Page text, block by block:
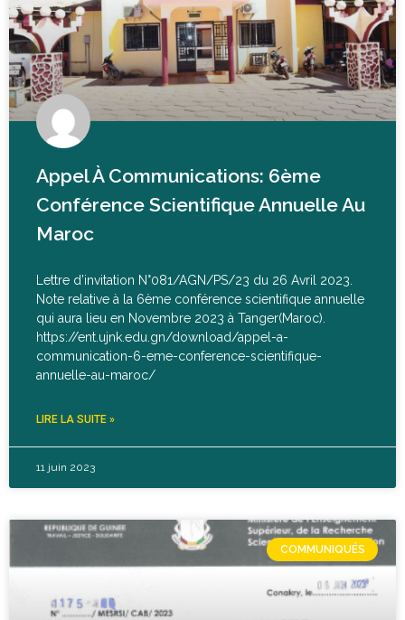
Appel À Communications: 6ème
Conférence Scientifique Annuelle Au
Maroc
Lettre d’invitation N°081/AGN/PS/23 du 26 Avril 2023.
Note relative à la 6ème conférence scientifique annuelle
qui aura lieu en Novembre 2023 à Tanger(Maroc).
https://ent.ujnk.edu.gn/download/appel-a-
communication-6-eme-conference-scientifique-
annuelle-au-maroc/
LIRE LA SUITE »
11 juin 2023
COMMUNIQUÉS